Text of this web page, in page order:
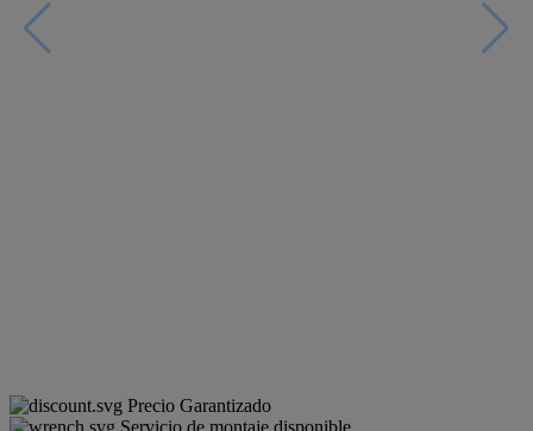
Precio Garantizado
Servicio de montaje disponible